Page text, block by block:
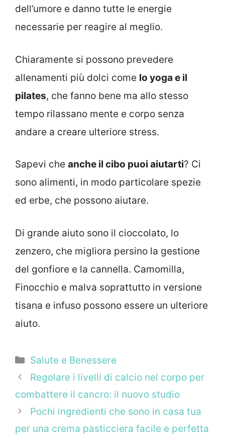
dell’umore e danno tutte le energie
necessarie per reagire al meglio.
Chiaramente si possono prevedere
allenamenti più dolci come lo yoga e il
pilates, che fanno bene ma allo stesso
tempo rilassano mente e corpo senza
andare a creare ulteriore stress.
Sapevi che anche il cibo puoi aiutarti? Ci
sono alimenti, in modo particolare spezie
ed erbe, che possono aiutare.
Di grande aiuto sono il cioccolato, lo
zenzero, che migliora persino la gestione
del gonfiore e la cannella. Camomilla,
Finocchio e malva soprattutto in versione
tisana e infuso possono essere un ulteriore
aiuto.
Categorie
Salute e Benessere
Regolare i livelli di calcio nel corpo per
combattere il cancro: il nuovo studio
Pochi ingredienti che sono in casa tua
per una crema pasticciera facile e perfetta